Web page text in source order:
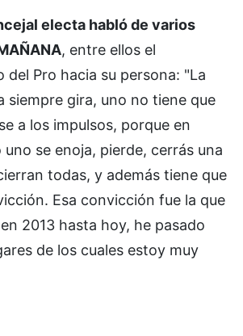
electa habló de varios
, entre ellos el
del Pro hacia su persona: "La
siempre gira, uno no tiene que
a los impulsos, porque en
se enoja, pierde, cerrás una
todas, y además tiene que
Esa convicción fue la que
2013 hasta hoy, he pasado
de los cuales estoy muy